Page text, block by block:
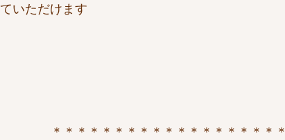
ていただけます
＊＊＊＊＊＊＊＊＊＊＊＊＊＊＊＊＊＊